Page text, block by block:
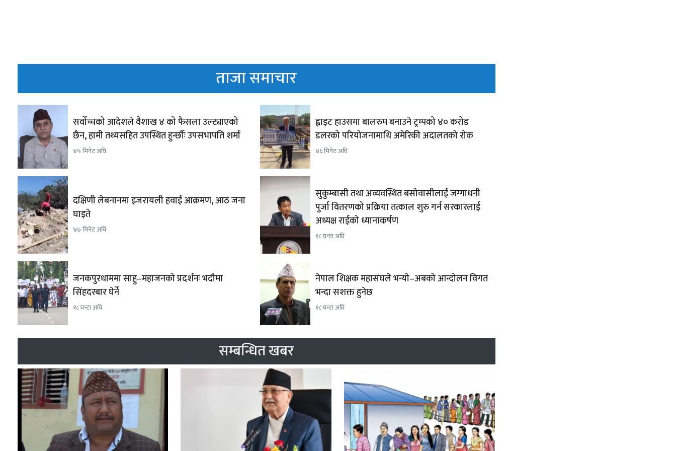
ताजा समाचार
सर्वोच्चको आदेशले वैशाख ४ को फैसला उल्ट्याएको
छैन, हामी तथ्यसहित उपस्थित हुन्छौँः उपसभापति शर्मा
४५ मिनेट अघि
ह्वाइट हाउसमा बालरुम बनाउने ट्रम्पको ४० करोड
डलरको परियोजनामाथि अमेरिकी अदालतको रोक
४६ मिनेट अघि
दक्षिणी लेबनानमा इजरायली हवाई आक्रमण, आठ जना
घाइते
४७ मिनेट अघि
सुकुम्बासी तथा अव्यवस्थित बसोवासीलाई जग्गाधनी
पुर्जा वितरणको प्रक्रिया तत्काल शुरु गर्न सरकारलाई
अध्यक्ष राईको ध्यानाकर्षण
१८ घन्टा अघि
जनकपुरधाममा साहु–महाजनको प्रदर्शनः भदौमा
सिंहदरबार घेर्ने
१८ घन्टा अघि
नेपाल शिक्षक महासंघले भन्यो–अबको आन्दोलन विगत
भन्दा सशक्त हुनेछ
१८ घन्टा अघि
सम्बन्धित खबर